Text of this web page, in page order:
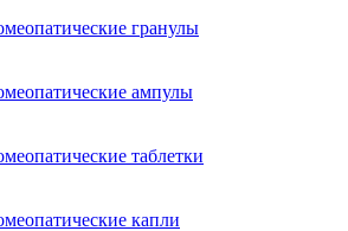
гранулы
ампулы
таблетки
капли